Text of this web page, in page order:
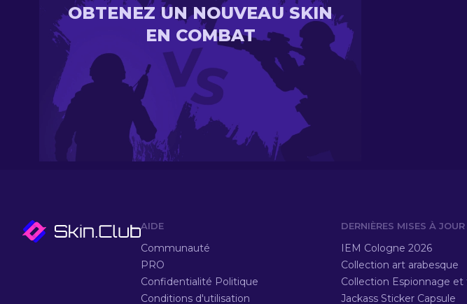
OBTENEZ UN NOUVEAU SKIN
EN COMBAT
AIDE
Communauté
PRO
Confidentialité Politique
Conditions d'utilisation
DERNIÈRES MISES À JOUR
IEM Cologne 2026
Collection art arabesque
Collection Espionnage
Jackass Sticker Capsule